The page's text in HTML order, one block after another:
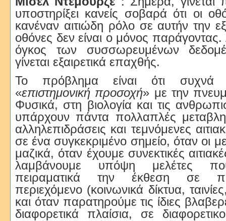
υποστηρίξει κανείς σοβαρά ότι οι
κανέναν αιτιώδη ρόλο σε αυτήν την
οθόνες δεν είναι ο μόνος
όγκος των συσσωρευμένων
γίνεται εξαιρετικά επαχθής.
Το πρόβλημα είναι ότι συχνά
«επιστημονική προσοχή» με την
Φυσικά, στη βιολογία και τις
υπάρχουν πάντα πολλαπλές
αλληλεπιδράσεις και τεμνόμενες
σε ένα συγκεκριμένο σημείο, όταν οι
μαζικά, όταν έχουμε συνεκτικές
λαμβάνουμε υπόψη μελέτες
πειραματικά την έκθεση σε
περιεχόμενο (κοινωνικά δίκτυα,
και όταν παρατηρούμε τις ίδιες
διαφορετικά πλαίσια, σε